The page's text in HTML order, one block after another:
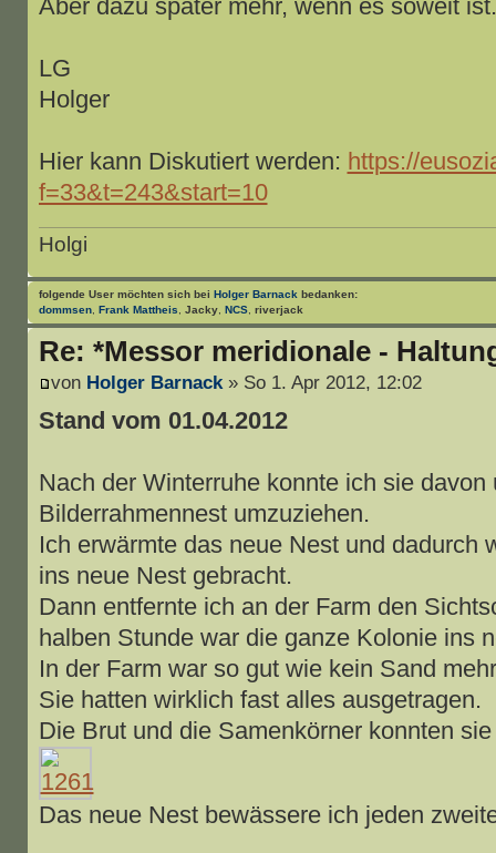
Aber dazu später mehr, wenn es soweit ist.
LG
Holger
Hier kann Diskutiert werden: https://
f=33&t=243&start=10
Holgi
folgende User möchten sich bei Holger Barnack bedanken:
dommsen, Frank Mattheis Jacky, NCS, riverjack
Re: *Messor meridionale -
von Holger Barnack» So 1. Apr 2012, 12:02
Stand vom 01.04.2012
Nach der Winterruhe konnte ich sie davon
Bilderrahmennest umzuziehen.
Ich erwärmte das neue Nest und dadurch
ins neue Nest gebracht.
Dann entfernte ich an der Farm den
halben Stunde war die ganze Kolonie ins
In der Farm war so gut wie kein Sand
Sie hatten wirklich fast alles ausgetragen.
Die Brut und die Samenkörner konnten
Das neue Nest bewässere ich jeden